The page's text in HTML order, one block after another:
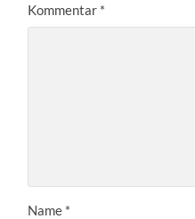
Kommentar *
Name *